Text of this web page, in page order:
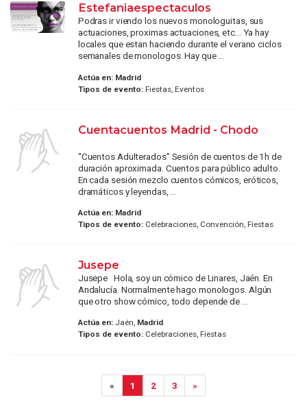
Estefaniaespectaculos
Podras ir viendo los nuevos monologuitas, sus
actuaciones, proximas actuaciones, etc... Ya hay
locales que estan haciendo durante el verano ciclos
semanales de monologos. Hay que ...
Actúa en: Madrid
Tipos de evento:Fiestas, Eventos
Cuentacuentos Madrid - Chodo
"Cuentos Adulterados" Sesión de cuentos de 1h de
duración aproximada. Cuentos para público adulto.
En cada sesión mezclo cuentos cómicos, eróticos,
dramáticos y leyendas, ...
Actúa en: Madrid
Tipos de evento:Celebraciones, Convención, Fiestas
Jusepe
Jusepe Hola, soy un cómico de Linares, Jaén. En
Andalucía. Normalmente hago monologos. Algún
que otro show cómico, todo depende de ...
Actúa en:Jaén, Madrid
Tipos de evento:Celebraciones, Fiestas
« 1 2 3 »